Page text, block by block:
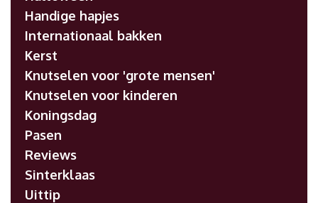
Handige hapjes
Internationaal bakken
Kerst
Knutselen voor 'grote mensen'
Knutselen voor kinderen
Koningsdag
Pasen
Reviews
Sinterklaas
Uittip